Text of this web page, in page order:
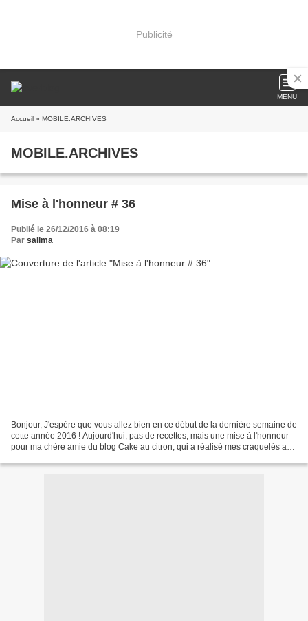
Publicité
MENU
Accueil » MOBILE.ARCHIVES
MOBILE.ARCHIVES
Mise à l'honneur # 36
Publié le 26/12/2016 à 08:19
Par salima
Bonjour, J'espère que vous allez bien en ce début de la dernière semaine de
cette année 2016 ! Aujourd'hui, pas de recettes, mais une mise à l'honneur
pour ma chère amie du blog Cake au citron, qui a réalisé mes craquelés au